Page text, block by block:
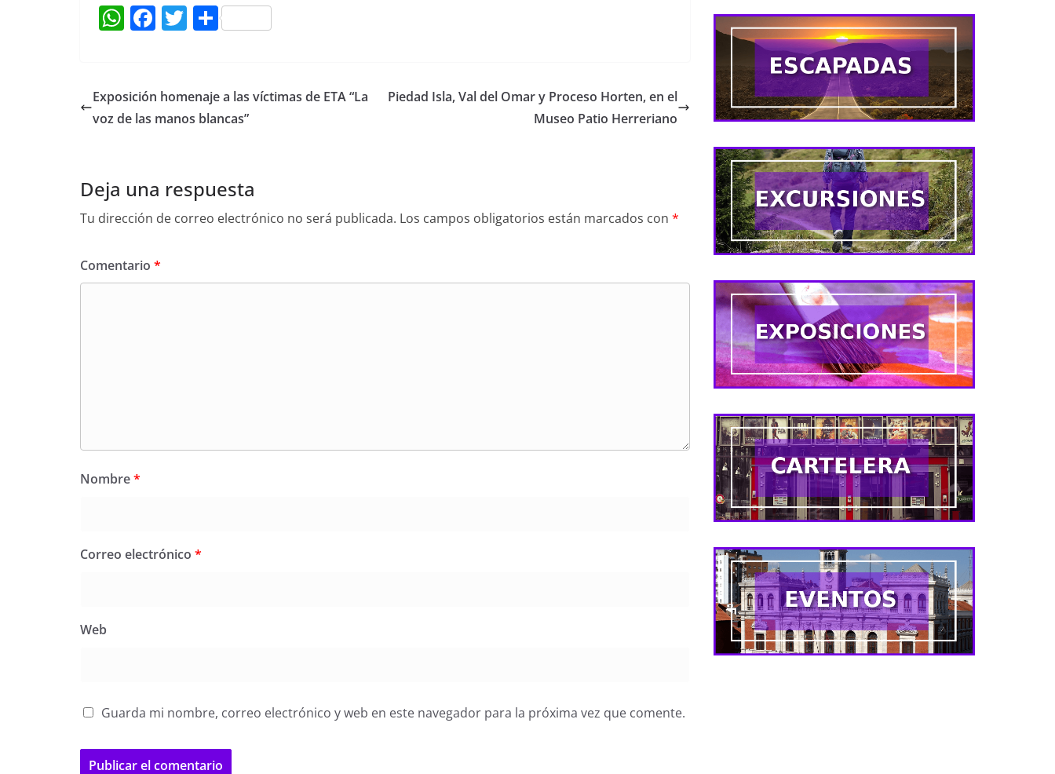
W
s
A
F
e
b
k
T
er
C
p
ar
Exposición homenaje a las víctimas de ETA “La
voz de las manos blancas”
Piedad Isla, Val del Omar y Proceso Horten, en el
Museo Patio Herreriano
Deja una respuesta
Tu dirección de correo electrónico no será publicada. Los campos obligatorios están marcados con *
Comentario *
Nombre*
Correo electrónico *
Web
Guarda mi nombre, correo electrónico y web en este navegador para la próxima vez que comente.